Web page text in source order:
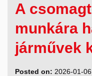
A
munkára
járművek
Posted on: 2026-01-06